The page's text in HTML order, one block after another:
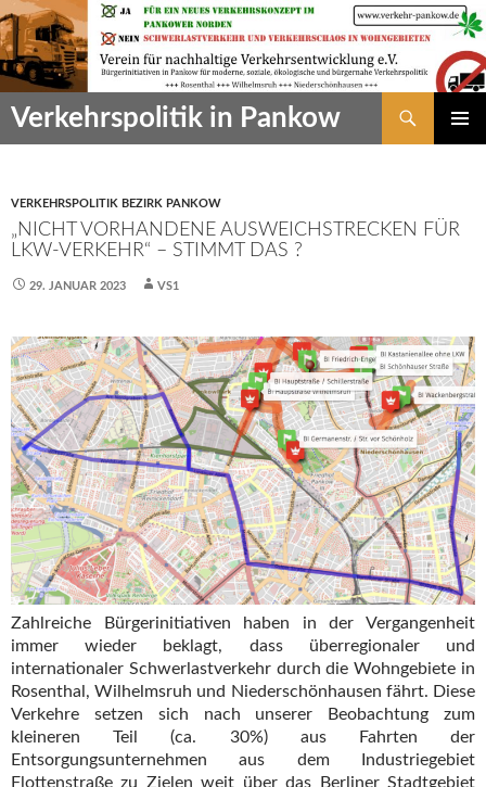
Zum
Inhalt
springen
Verkehrspolitik in Pankow
Suchen
VERKEHRSPOLITIK BEZIRK PANKOW
„NICHT VORHANDENE AUSWEICHSTRECKEN FÜR
LKW-VERKEHR“ – STIMMT DAS ?
29. JANUAR 2023 VS1
Zahlreiche Bürgerinitiativen haben in der Vergangenheit
immer wieder beklagt, dass überregionaler und
internationaler Schwerlastverkehr durch die Wohngebiete in
Rosenthal, Wilhelmsruh und Niederschönhausen fährt. Diese
Verkehre setzen sich nach unserer Beobachtung zum
kleineren Teil (ca. 30%) aus Fahrten der
Entsorgungsunternehmen aus dem Industriegebiet
Flottenstraße zu Zielen weit über das Berliner Stadtgebiet